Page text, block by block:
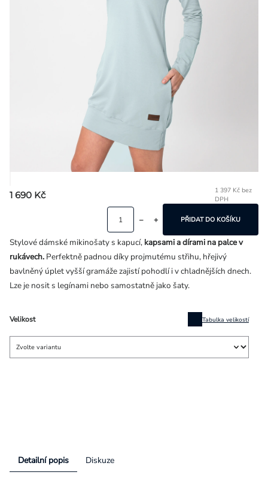
1 690 Kč
1 397 Kč bez
DPH
Velikost Tabulka velikostí
PŘIDAT DO KOŠÍKU
Stylové dámské mikinošaty s kapucí, kapsami a dírami na palce v
rukávech. Perfektně padnou díky projmutému střihu, hřejivý
bavlněný úplet vyšší gramáže zajistí pohodlí i v chladnějších dnech.
Lze je nosit s legínami nebo samostatně jako šaty.
Detailní popis Diskuze